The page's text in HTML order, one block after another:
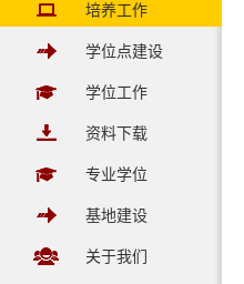
培养工作
学位点建设
学位工作
资料下载
专业学位
基地建设
关于我们